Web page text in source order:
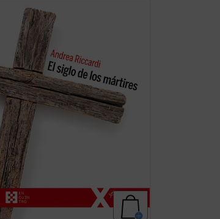
El siglo XX produjo las declaraciones de
los derechos humanos, pero también
centenares de millones de víctimas
masacradas en genocidios, guerras
civiles y mundiales, deportaciones,
aniquilaciones de etnias, clases y grupos
religiosos o ...(ver ficha)